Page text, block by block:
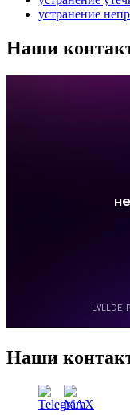
устранение
Наши
Наши